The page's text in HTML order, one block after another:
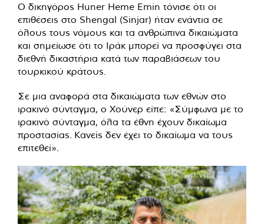
Ο δικηγόρος Huner Heme Emin τόνισε ότι οι
επιθέσεις στο Shengal (Sinjar) ήταν ενάντια σε
όλους τους νόμους και τα ανθρώπινα δικαιώματα
και σημείωσε ότι το Ιράκ μπορεί να προσφύγει στα
διεθνή δικαστήρια κατά των παραβιάσεων του
τουρκικού κράτους.
Σε μια αναφορά στα δικαιώματα των εθνών στο
ιρακινό σύνταγμα, ο Χούνερ είπε: «Σύμφωνα με το
ιρακινό σύνταγμα, όλα τα έθνη έχουν δικαίωμα
προστασίας. Κανείς δεν έχει το δικαίωμα να τους
επιτεθεί».